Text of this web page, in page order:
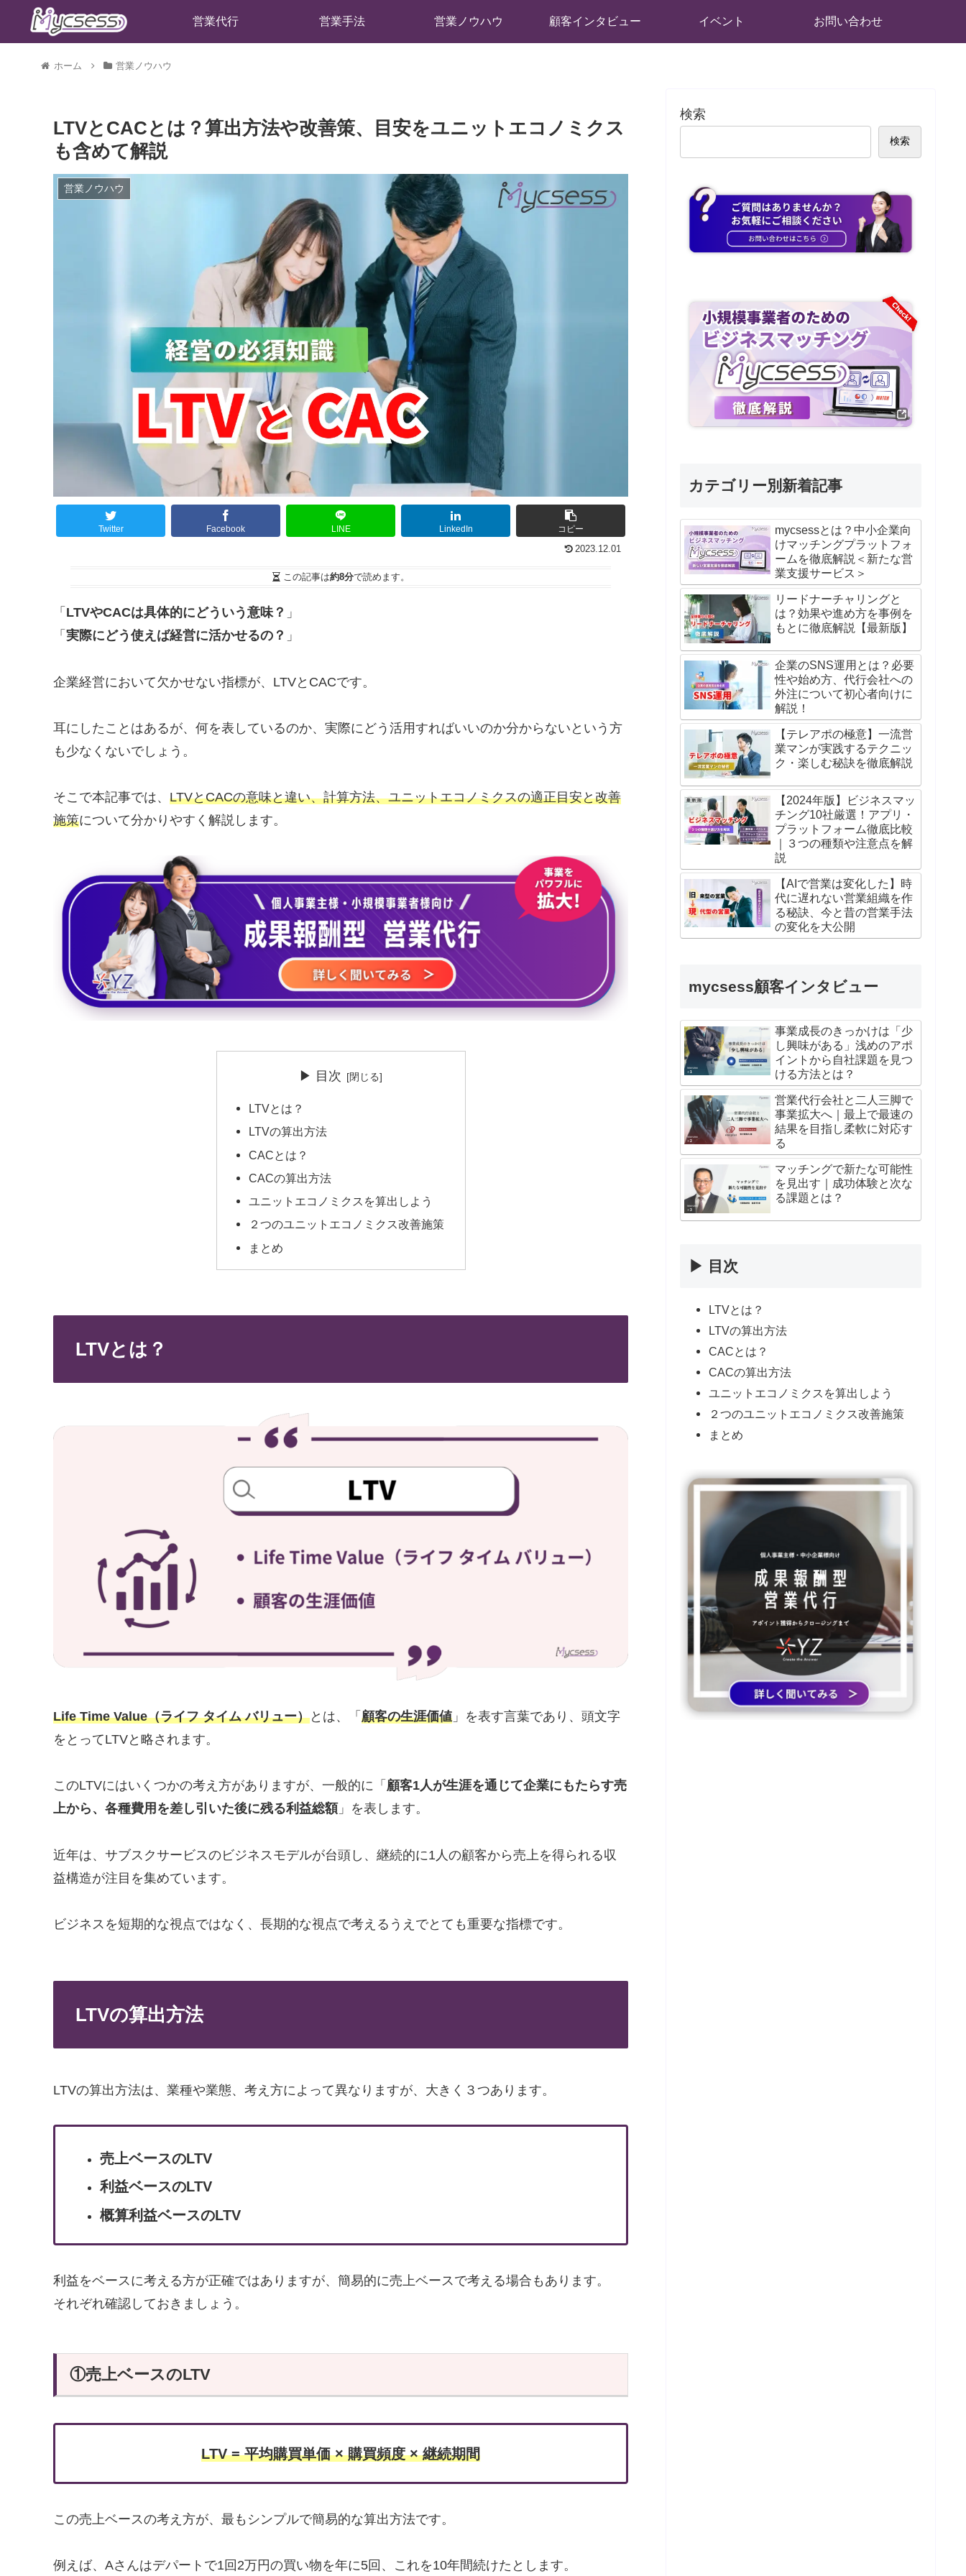
営業代行 営業手法 営業ノウハウ 顧客インタビュー イベント お問い合わせ
ホーム 営業ノウハウ
LTVとCACとは？算出方法や改善策、目安をユニットエコノミクス
も含めて解説
営業ノウハウ
Twitter Facebook LINE LinkedIn コピー
2023.12.01
この記事は約8分で読めます。
「 LTVやCACは具体的にどういう意味？ 」
「 実際にどう使えば経営に活かせるの？ 」
企業経営において欠かせない指標が、LTVとCACです。
耳にしたことはあるが、何を表しているのか、実際にどう活用すればいいのか分からないという方
も少なくないでしょう。
そこで本記事では、 LTVとCACの意味と違い、計算方法、ユニットエコノミクスの適正目安と改善
施策について分かりやすく解説します。
▶ 目次
LTVとは？
LTVの算出方法
CACとは？
CACの算出方法
ユニットエコノミクスを算出しよう
２つのユニットエコノミクス改善施策
まとめ
LTVとは？
Life Time Value（ライフ タイム バリュー）とは、「 顧客の生涯価値 」を表す言葉であり、頭文字
をとってLTVと略されます。
このLTVにはいくつかの考え方がありますが、一般的に「 顧客1人が生涯を通じて企業にもたらす売
上から、各種費用を差し引いた後に残る利益総額 」を表します。
近年は、サブスクサービスのビジネスモデルが台頭し、継続的に1人の顧客から売上を得られる収
益構造が注目を集めています。
ビジネスを短期的な視点ではなく、長期的な視点で考えるうえでとても重要な指標です。
LTVの算出方法
LTVの算出方法は、業種や業態、考え方によって異なりますが、大きく３つあります。
売上ベースのLTV
利益ベースのLTV
概算利益ベースのLTV
利益をベースに考える方が正確ではありますが、簡易的に売上ベースで考える場合もあります。
それぞれ確認しておきましょう。
①売上ベースのLTV
LTV =平均購買単価 × 購買頻度× 継続期間
この売上ベースの考え方が、最もシンプルで簡易的な算出方法です。
例えば、Aさんはデパートで1回2万円の買い物を年に5回、これを10年間続けたとします。
検索
検索
カテゴリー別新着記事
mycsessとは？中小企業向
けマッチングプラットフォ
ームを徹底解説＜新たな営
業支援サービス＞
リードナーチャリングと
は？効果や進め方を事例を
もとに徹底解説【最新版】
企業のSNS運用とは？必要
性や始め方、代行会社への
外注について初心者向けに
解説！
【テレアポの極意】一流営
業マンが実践するテクニッ
ク・楽しむ秘訣を徹底解説
【2024年版】ビジネスマッ
チング10社厳選！アプリ・
プラットフォーム徹底比較
｜３つの種類や注意点を解
説
【AIで営業は変化した】時
代に遅れない営業組織を作
る秘訣、今と昔の営業手法
の変化を大公開
mycsess顧客インタビュー
事業成長のきっかけは「少
し興味がある」浅めのアポ
イントから自社課題を見つ
ける方法とは？
営業代行会社と二人三脚で
事業拡大へ｜最上で最速の
結果を目指し柔軟に対応す
る
マッチングで新たな可能性
を見出す｜成功体験と次な
る課題とは？
▶ 目次
LTVとは？
LTVの算出方法
CACとは？
CACの算出方法
ユニットエコノミクスを算出しよう
２つのユニットエコノミクス改善施策
まとめ